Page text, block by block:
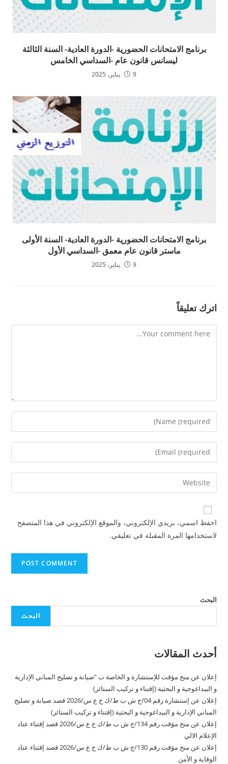
برنامج الامتحانات الحضورية -الدورة العادية- السنة الثالثة
ليسانس قانون عام -السداسي الخامس
9 يناير، 2025
برنامج الامتحانات الحضورية -الدورة العادية- السنة الأولى
ماستر قانون عام معمق -السداسي الأول
9 يناير، 2025
اترك تعليقاً
احفظ اسمي، بريدي الإلكتروني، والموقع الإلكتروني في هذا المتصفح
لاستخدامها المرة المقبلة في تعليقي.
البحث
البحث
أحدث المقالات
إعلان عن منح مؤقت للإستشارة و الخاصة ب “صيانة و تصليح المباني الإدارية
و البيداغوجية و البحثية (إقتناء و تركيب الستائر)
إعلان عن إستشارة رقم 04/ج ش ب ط/ك ح ع س/2026 قصد صيانة و تصليح
المباني الإدارية و البيداغوجية و البحثية (إقتناء و تركيب الستائر)
إعلان عن منح مؤقت رقم 134/ج ش ب ط/ك ح ع س/2026 قصد إقتناء عتاد
الإعلام الالي
إعلان عن منح مؤقت رقم 130/ج ش ب ط/ك ح ع س/2026 قصد إقتناء عتاد
الوقاية و الأمن